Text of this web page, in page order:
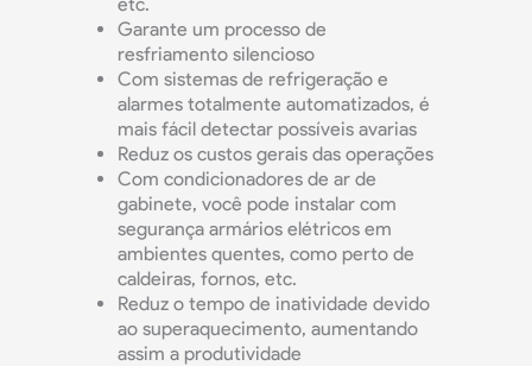
Garante um processo de
resfriamento silencioso
Com sistemas de refrigeração e
alarmes totalmente automatizados, é
mais fácil detectar possíveis avarias
Reduz os custos gerais das operações
Com condicionadores de ar de
gabinete, você pode instalar com
segurança armários elétricos em
ambientes quentes, como perto de
caldeiras, fornos, etc.
Reduz o tempo de inatividade devido
ao superaquecimento, aumentando
assim a produtividade